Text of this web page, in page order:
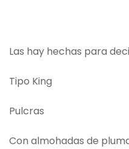
Las hay hechas para
Tipo King
Pulcras
Con almohadas de